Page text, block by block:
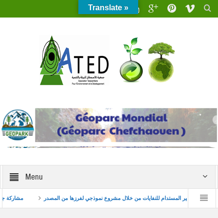
Menu
تعزيز التدبير المستدام للنفايات من خلال مشروع نموذجي لفرزها من البيئي للشباب
Translate »